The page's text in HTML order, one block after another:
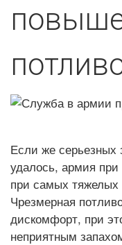
Если же серьезных
удалось, армия при
при самых тяжелых
Чрезмерная
дискомфорт, при
неприятным